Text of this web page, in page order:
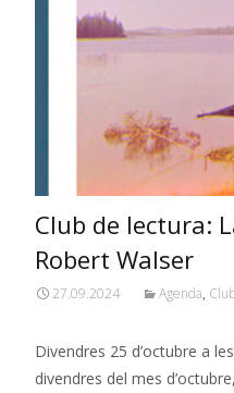
Club de lectura:
Robert Walser
27.09.2024 Agenda,
Divendres 25 d’octubre a
divendres del mes